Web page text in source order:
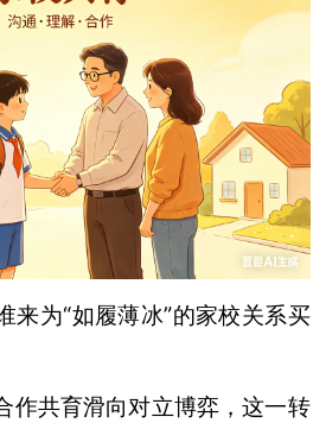
来为“如履薄冰”的家校关系买
作共育滑向对立博弈，这一转